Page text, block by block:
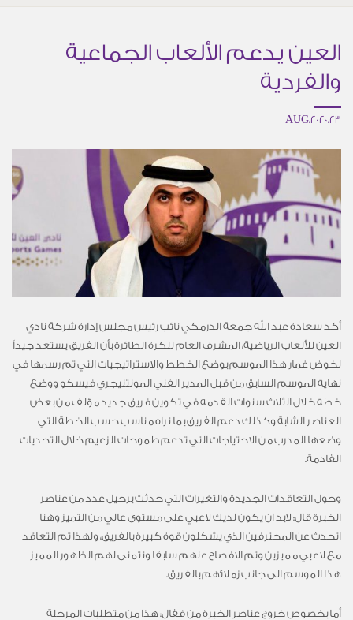
العين يدعم الألعاب الجماعية
والفردية
23.AUG.2020
أكد سعادة عبد الله جمعة الدرمكي نائب رئيس مجلس إدارة شركة نادي
العين للألعاب الرياضية، المشرف العام للكرة الطائرة بأن الفريق يستعد جيداً
لخوض غمار هذا الموسم بوضع الخطط والاستراتيجيات التي تم رسمها في
نهاية الموسم السابق من قبل المدير الفني المونتنيجري فيسكو ووضع
خطة خلال الثلاث سنوات القدمه في تكوين فريق جديد مؤلف من بعض
العناصر الشابة وكذلك دعم الفريق بما نراه مناسب حسب الخطة التي
وضعها المدرب من الاحتياجات التي تدعم طموحات الزعيم خلال التحديات
القادمة.
وحول التعاقدات الجديدة والتغيرات التي حدثت برحيل عدد من عناصر
الخبرة قال: لابد ان يكون لديك لاعبي على مستوى عالي من التميز وهنا
اتحدث عن المحترفين الذي يشكلون قوة كبيرة بالفريق، ولهذا تم التعاقد
مع لاعبي مميزين وتم الافصاح عنهم سابقا ونتمنى لهم الظهور المميز
هذا الموسم الى جانب زملائهم بالفريق.
أما بخصوص خروج عناصر الخبرة من فقال: هذا من متطلبات المرحلة